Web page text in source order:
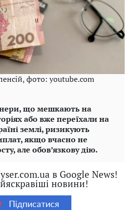
фото: youtube.com
що мешкають на
або вже переїхали на
землі, ризикують
якщо вчасно не
але обов’язкову дію.
в Google News!
новини!
Підписатися